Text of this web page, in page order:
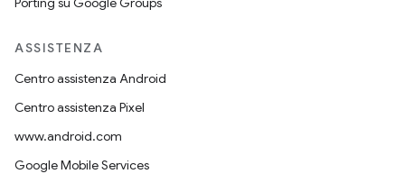
ASSISTENZA
Centro assistenza Android
Centro assistenza Pixel
www.android.com
Google Mobile Services